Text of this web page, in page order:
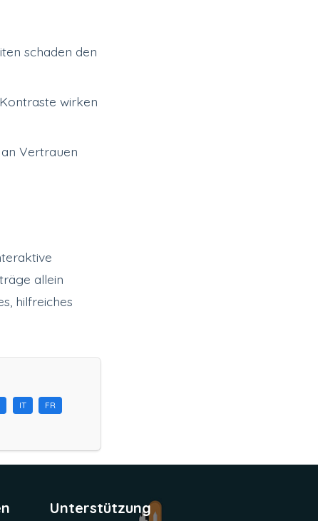
schaden den
wirken
Vertrauen
allein
hilfreiches
IT
FR
Unterstützung